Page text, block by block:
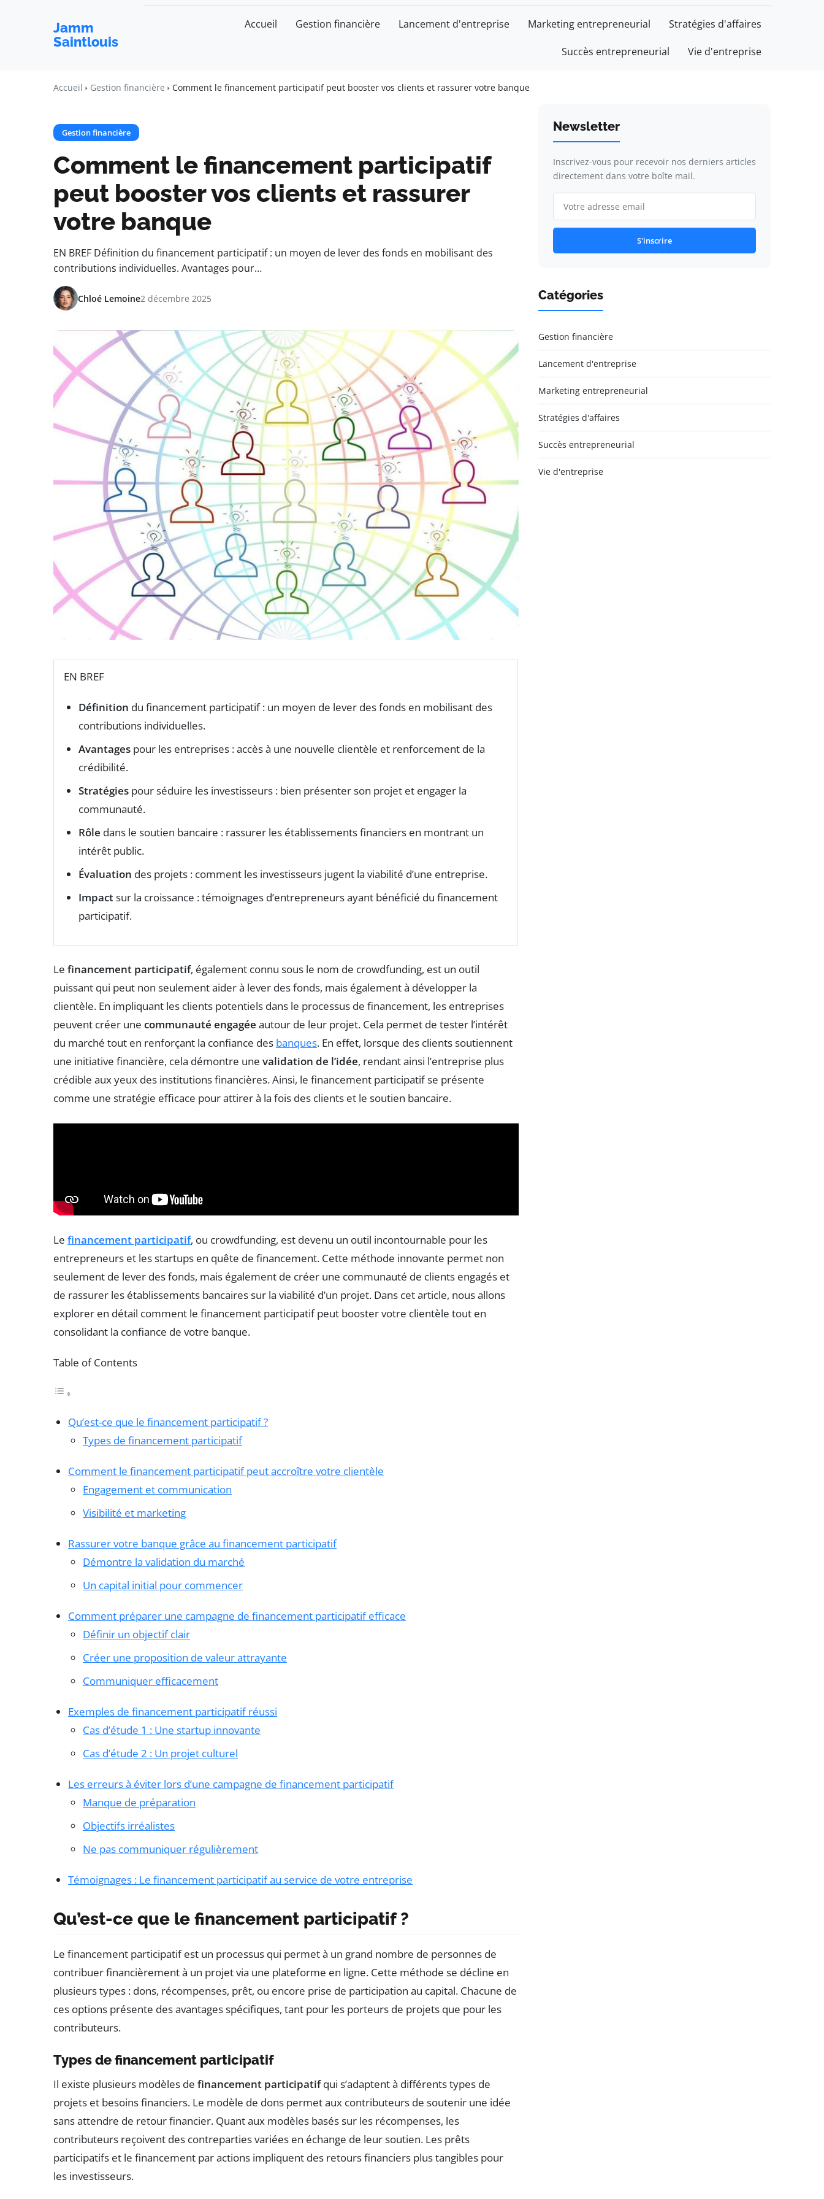
Jamm
Saintlouis
Accueil Gestion financière Lancement d'entreprise Marketing entrepreneurial Stratégies d'affaires
Succès entrepreneurial Vie d'entreprise
Accueil Gestion financière Comment le financement participatif peut booster vos clients et rassurer votre banque
Gestion financière
Comment le financement participatif
peut booster vos clients et rassurer
votre banque
EN BREF Définition du financement participatif : un moyen de lever des fonds en mobilisant des
contributions individuelles. Avantages pour…
Chloé Lemoine2 décembre 2025
EN BREF
Définition du financement participatif : un moyen de lever des fonds en mobilisant des
contributions individuelles.
Avantages pour les entreprises : accès à une nouvelle clientèle et renforcement de la
crédibilité.
Stratégies pour séduire les investisseurs : bien présenter son projet et engager la
communauté.
Rôle dans le soutien bancaire : rassurer les établissements financiers en montrant un
intérêt public.
Évaluation des projets : comment les investisseurs jugent la viabilité d’une entreprise.
Impactsur la croissance : témoignages d’entrepreneurs ayant bénéficié du financement
participatif.
Le financement participatif, également connu sous le nom de crowdfunding, est un outil
puissant qui peut non seulement aider à lever des fonds, mais également à développer la
clientèle. En impliquant les clients potentiels dans le processus de financement, les entreprises
peuvent créer une communauté engagée autour de leur projet. Cela permet de tester l’intérêt
du marché tout en renforçant la confiance des banques. En effet, lorsque des clients soutiennent
une initiative financière, cela démontre une validation de l’idée, rendant ainsi l’entreprise plus
crédible aux yeux des institutions financières. Ainsi, le financement participatif se présente
comme une stratégie efficace pour attirer à la fois des clients et le soutien bancaire.
Le financement participatif, ou crowdfunding, est devenu un outil incontournable pour les
entrepreneurs et les startups en quête de financement. Cette méthode innovante permet non
seulement de lever des fonds, mais également de créer une communauté de clients engagés et
de rassurer les établissements bancaires sur la viabilité d’un projet. Dans cet article, nous allons
explorer en détail comment le financement participatif peut booster votre clientèle tout en
consolidant la confiance de votre banque.
Table of Contents
Qu’est-ce que le financement participatif ?
Types de financement participatif
Comment le financement participatif peut accroître votre clientèle
Engagement et communication
Visibilité et marketing
Rassurer votre banque grâce au financement participatif
Démontre la validation du marché
Un capital initial pour commencer
Comment préparer une campagne de financement participatif efficace
Définir un objectif clair
Créer une proposition de valeur attrayante
Communiquer efficacement
Exemples de financement participatif réussi
Cas d’étude 1 : Une startup innovante
Cas d’étude 2 : Un projet culturel
Les erreurs à éviter lors d’une campagne de financement participatif
Manque de préparation
Objectifs irréalistes
Ne pas communiquer régulièrement
Témoignages : Le financement participatif au service de votre entreprise
Qu’est-ce que le financement participatif ?
Le financement participatif est un processus qui permet à un grand nombre de personnes de
contribuer financièrement à un projet via une plateforme en ligne. Cette méthode se décline en
plusieurs types : dons, récompenses, prêt, ou encore prise de participation au capital. Chacune de
ces options présente des avantages spécifiques, tant pour les porteurs de projets que pour les
contributeurs.
Types de financement participatif
Il existe plusieurs modèles de financement participatifqui s’adaptent à différents types de
projets et besoins financiers. Le modèle de dons permet aux contributeurs de soutenir une idée
sans attendre de retour financier. Quant aux modèles basés sur les récompenses, les
contributeurs reçoivent des contreparties variées en échange de leur soutien. Les prêts
participatifs et le financement par actions impliquent des retours financiers plus tangibles pour
les investisseurs.
Newsletter
Inscrivez-vous pour recevoir nos derniers articles
directement dans votre boîte mail.
S'inscrire
Catégories
Gestion financière
Lancement d'entreprise
Marketing entrepreneurial
Stratégies d'affaires
Succès entrepreneurial
Vie d'entreprise